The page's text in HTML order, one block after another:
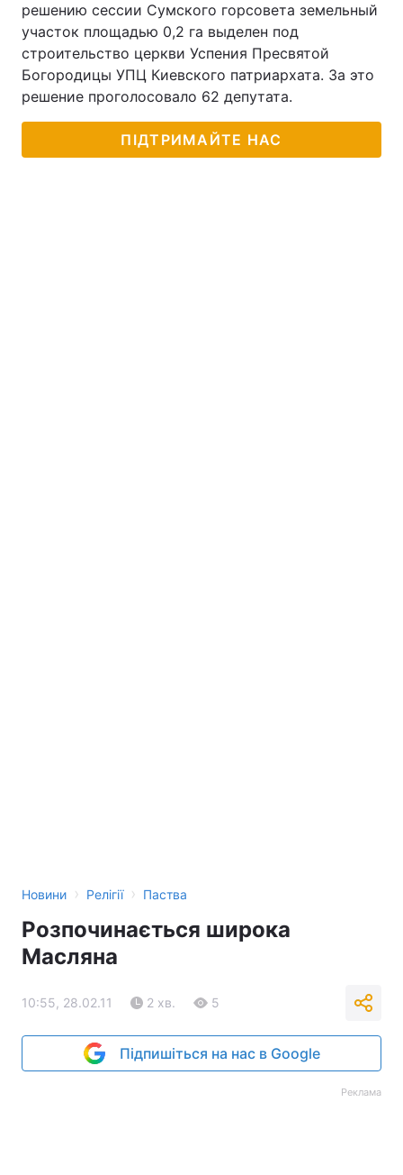
Тема оформлення
решению сессии Сумского горсовета земельный
участок площадью 0,2 га выделен под
строительство церкви Успения Пресвятой
Богородицы УПЦ Киевского патриархата. За это
решение проголосовало 62 депутата.
ПІДТРИМАЙТЕ НАС
Новини › Релігії › Паства
Розпочинається широка
Масляна
10:55, 28.02.11 2 хв. 5
Підпишіться на нас в Google
Реклама